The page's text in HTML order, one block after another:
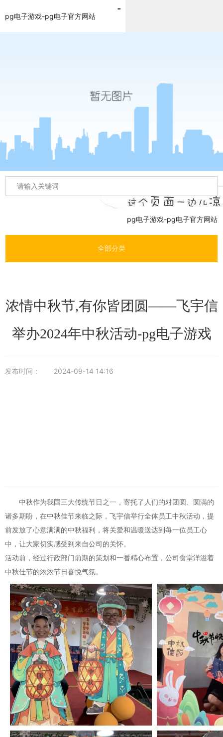
pg电子游戏-pg电子官方网站
pg电子游戏-pg电子官方网站
全部分类
浓情中秋节,有你皆团圆——飞宇信
举办2024年中秋活动-pg电子游戏
发布时间： 2024-09-14 14:16
中秋作为我国三大传统节日之一，寄托了人们的对团圆、圆满的
诸多期盼，在中秋佳节来临之际，飞宇信举行全体员工中秋活动，提
前发放了心意满满的中秋福利，将关爱和温暖送达到每一位员工心
中，让大家切实感受到来自公司的关怀。
活动前，经过行政部门前期的策划和一番精心布置，公司食堂洋溢着
中秋佳节的浓浓节日喜悦气氛。